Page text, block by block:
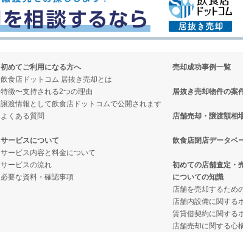
初めてご利用になる方へ
飲食店ドットコム 居抜き売却とは
特徴〜支持される2つの理由
譲渡情報として飲食店ドットコムで公開されます
よくある質問
サービスについて
サービス内容と料金について
サービスの流れ
必要な資料・確認事項
売却成功事例一覧
居抜き売却物件の案
店舗売却・譲渡額相
飲食店閉店データベ
初めての店舗査定・
についての知識
店舗を売却するため
店舗内設備に関する
賃貸借契約に関する
店舗売却に関する心